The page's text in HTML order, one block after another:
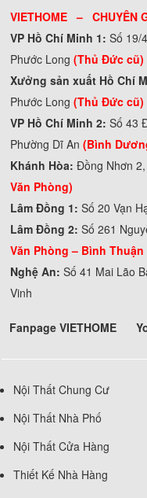
VIETHOME – CHUYÊN
VP Hồ Chí Minh 1: Số 19/
Phước Long(Thủ Đức cũ)
Xưởng sản xuất Hồ Chí
Phước Long(Thủ Đức cũ)
VP Hồ Chí Minh 2: Số 43
Phường Dĩ An (Bình
Khánh Hòa:Đồng Nhơn
Văn Phòng)
Lâm Đồng 1:Số 20 Vạn
Lâm Đồng 2:Số 261
Văn Phòng – Bình
Nghệ An: Số 41 Mai Lão
Vinh
Fanpage VIETHOME
Nội Thất Chung Cư
Nội Thất Nhà Phố
Nội Thất Cửa Hàng
Thiết Kế Nhà Hàng